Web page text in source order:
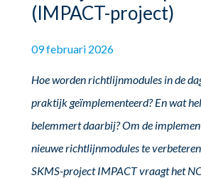
(IMPACT-project)
09 februari 2026
Hoe worden richtlijnmodules in de
praktijk geïmplementeerd? En wat
belemmert daarbij? Om de
nieuwe richtlijnmodules te
SKMS-project IMPACT vraagt het